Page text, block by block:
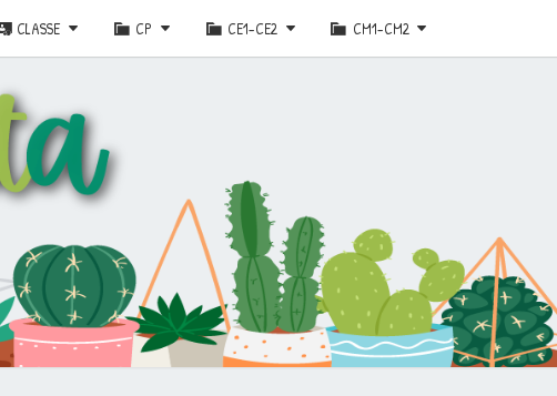
CLASSE CP CE1-CE2 CM1-CM2